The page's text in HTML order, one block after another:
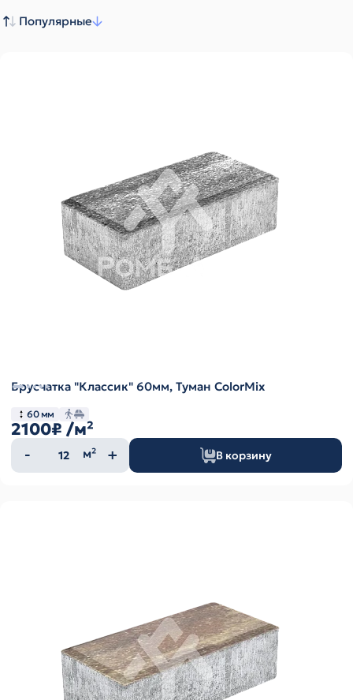
Популярные
Брусчатка "Классик" 60мм, Туман ColorMix
60 мм
2100₽ /м²
Количество
товара
м² В корзину